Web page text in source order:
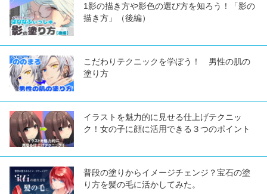
1影の描き方や影色の選び方を知ろう！「影の
描き方」（後編）
こだわりテクニックを学ぼう！ 男性の肌の
塗り方
イラストを魅力的に見せる仕上げテクニッ
ク！女の子に顔に活用できる３つのポイント
普段の塗りからイメージチェンジ？宝石の塗
り方を髪の毛に活かしてみた。